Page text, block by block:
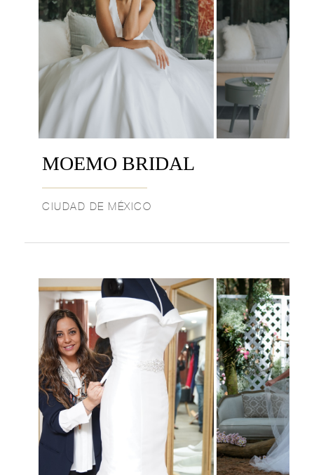
MOEMO BRIDAL
CIUDAD DE MÉXICO